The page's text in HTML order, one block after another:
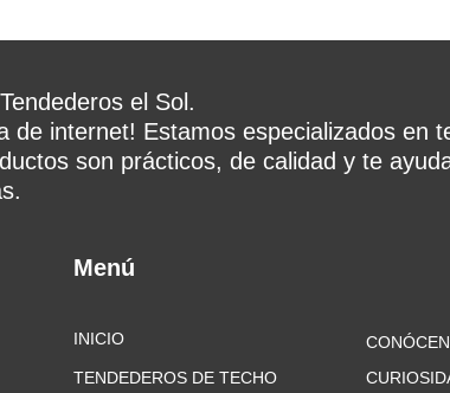
el Sol.
de internet! Estamos especializados
son prácticos, de calidad y te
Menú
INICIO
TENDEDEROS DE TECHO